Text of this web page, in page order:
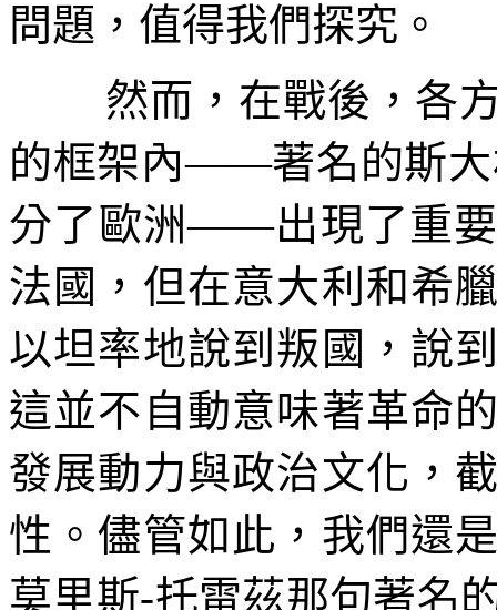
問題，值得我們探究。
然而，在戰後，各
的框架內――著名的斯
分了歐洲――出現了重
法國，但在意大利和希
以坦率地說到叛國，說
這並不自動意味著革命
發展動力與政治文化，
性。儘管如此，我們還
莫里斯-托雷茲那句著名